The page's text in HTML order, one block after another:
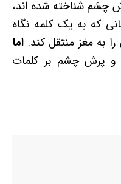
شناخته شده ­اند،
که به یک کلمه نگاه
به مغز منتقل کند. اما
و پرش چشم بر کلمات